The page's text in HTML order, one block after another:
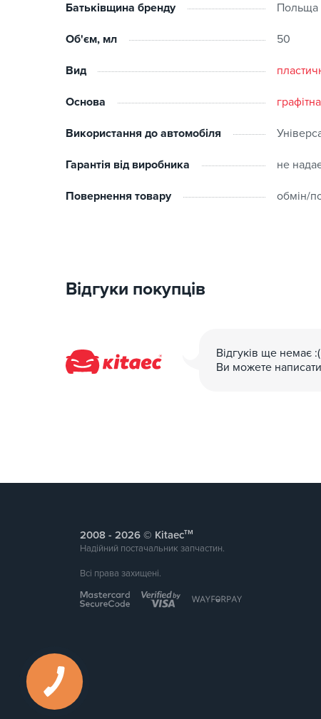
Батьківщина бренду Польща
Об'єм, мл 50
Вид
Основа графітна
Використання до автомобіля
Гарантія від виробника не
Повернення товару обмін/
Відгуки покупців
Відгуків ще немає :(
Ви можете
2008 - © Kitaecтм
Надійний постачальник запчастин.
Всі права захищені.